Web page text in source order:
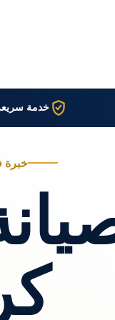
خدمة
خبرة